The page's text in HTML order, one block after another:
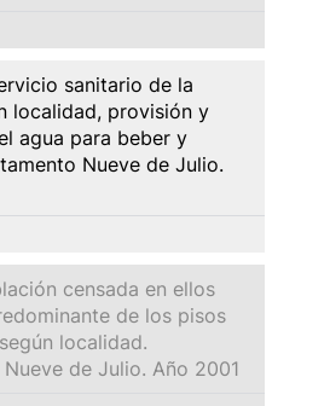
sanitario de la
localidad, provisión y
agua para beber y
Nueve de Julio.
censada en ellos
de los pisos
localidad.
de Julio. Año 2001